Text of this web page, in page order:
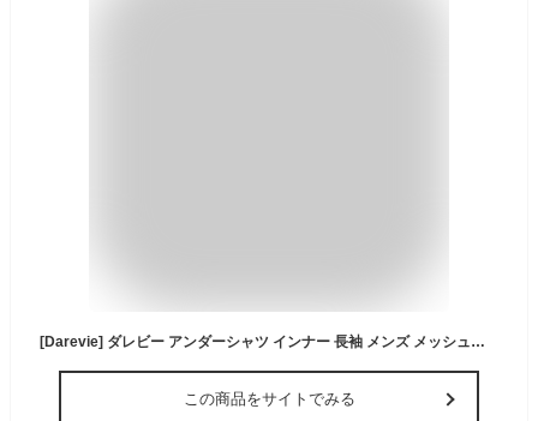
[Darevie] ダレビー アンダーシャツ インナー 長袖 メンズ メッシュシ 春夏秋冬 ランニング アウトドア ロードバイクウェア 自転車 スポーツ 服 高弾性 吸汗速乾 通気 抗菌防臭 クール (S-M, ブラック)
この商品をサイトでみる